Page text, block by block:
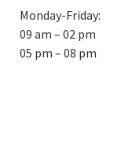
Monday-Friday:
09 am – 02 pm
05 pm – 08 pm